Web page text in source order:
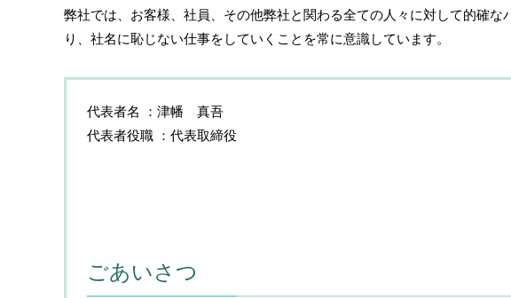
弊社では、お客様、社員、その他弊社と関わる全ての人々に対して的確
り、社名に恥じない仕事をしていくことを常に意識しています。
代表者名
津幡 真吾
代表者役職
代表取締役
ごあいさつ